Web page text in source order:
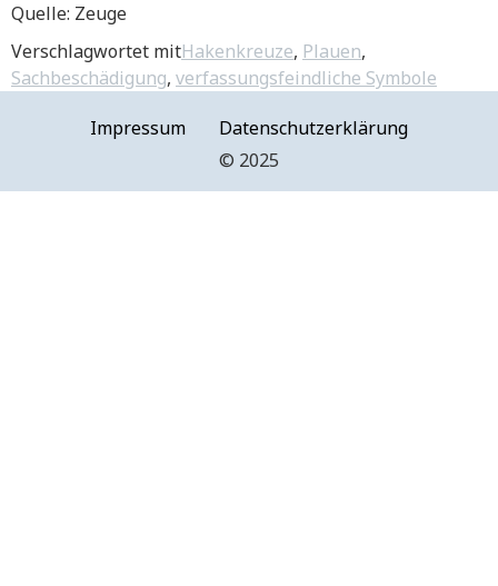
Quelle: Zeuge
Verschlagwortet mitHakenkreuze, Plauen,
Sachbeschädigung, verfassungsfeindliche Symbole
Impressum
Datenschutzerklärung
©️ 2025